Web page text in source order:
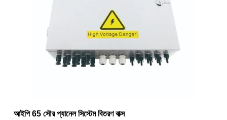
আইপি 65 সৌর প্যানেল সিস্টেম বিতরণ বাক্স